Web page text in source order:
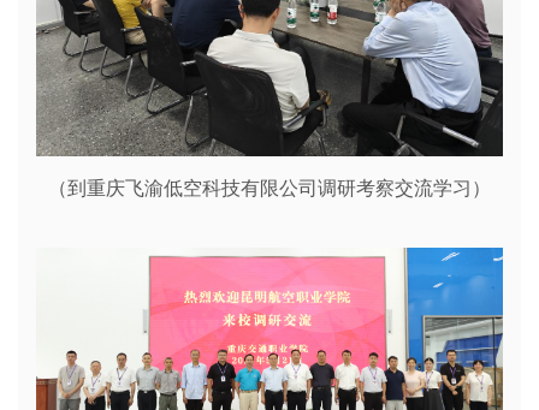
（到重庆飞渝低空科技有限公司调研考察交流学习）